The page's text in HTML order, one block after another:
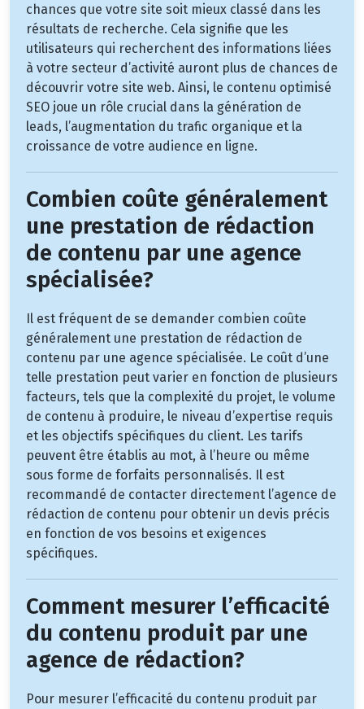
chances que votre site soit mieux classé dans les
résultats de recherche. Cela signifie que les
utilisateurs qui recherchent des informations liées
à votre secteur d’activité auront plus de chances de
découvrir votre site web. Ainsi, le contenu optimisé
SEO joue un rôle crucial dans la génération de
leads, l’augmentation du trafic organique et la
croissance de votre audience en ligne.
Combien coûte généralement
une prestation de rédaction
de contenu par une agence
spécialisée?
Il est fréquent de se demander combien coûte
généralement une prestation de rédaction de
contenu par une agence spécialisée. Le coût d’une
telle prestation peut varier en fonction de plusieurs
facteurs, tels que la complexité du projet, le volume
de contenu à produire, le niveau d’expertise requis
et les objectifs spécifiques du client. Les tarifs
peuvent être établis au mot, à l’heure ou même
sous forme de forfaits personnalisés. Il est
recommandé de contacter directement l’agence de
rédaction de contenu pour obtenir un devis précis
en fonction de vos besoins et exigences
spécifiques.
Comment mesurer l’efficacité
du contenu produit par une
agence de rédaction?
Pour mesurer l’efficacité du contenu produit par